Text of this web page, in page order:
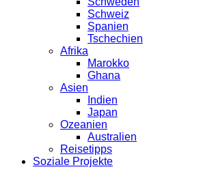
Schweiz
Spanien
Tschechien
Afrika
Marokko
Ghana
Asien
Indien
Japan
Ozeanien
Australien
Reisetipps
Soziale Projekte